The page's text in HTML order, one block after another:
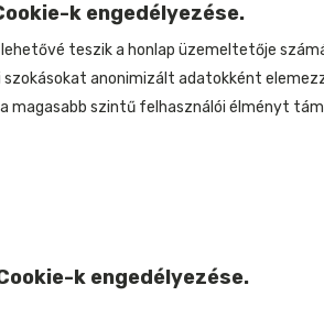
k engedélyezése.
teszik a honlap üzemeltetője
szokásokat anonimizált adatokként
magasabb szintű felhasználói élményt
k engedélyezése.